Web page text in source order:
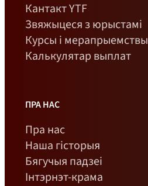
Кантакт YTF
Звяжыцеся з юрыстамі
Курсы і мерапрыемствы
Калькулятар выплат
ПРА НАС
Пра нас
Наша гісторыя
Бягучыя падзеі
Інтэрнэт-крама